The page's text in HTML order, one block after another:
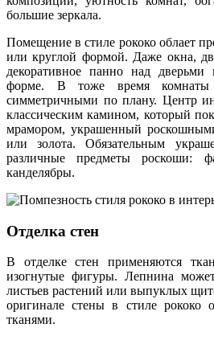
большие зеркала.
Помещение в стиле рококо облает
или круглой формой. Даже окна,
декоративное панно над дверьми
форме. В тоже время
симметричными по плану. Центр
классическим камином, который
мрамором, украшенный
или золота. Обязательным
различные предметы роскоши:
канделябры.
Отделка стен
В отделке стен применяются
изогнутые фигуры. Лепнина
листьев растений или выпуклых
оригинале стены в стиле рококо
тканями.